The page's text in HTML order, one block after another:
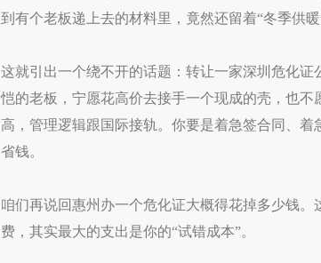
到有个老板递上去的材料里，竟然还留着“冬季供
这就引出一个绕不开的话题：转让一家深圳危化
恺的老板，宁愿花高价去接手一个现成的壳，也
高，管理逻辑跟国际接轨。你要是着急签合同、着
省钱。
咱们再说回惠州办一个危化证大概得花掉多少钱
费，其实最大的支出是你的“试错成本”。